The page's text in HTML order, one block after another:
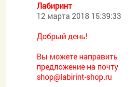
Лабиринт
12 марта 2018 15:39:33
Добрый день!
Вы можете направить
предложение на почту
shop@labirint-shop.ru